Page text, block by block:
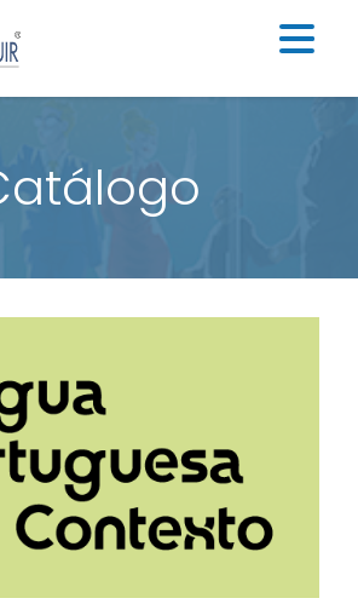
Institucional
Catálogo
Educação Infantil
Fundamental I
Blog
Contato
Construir Digital